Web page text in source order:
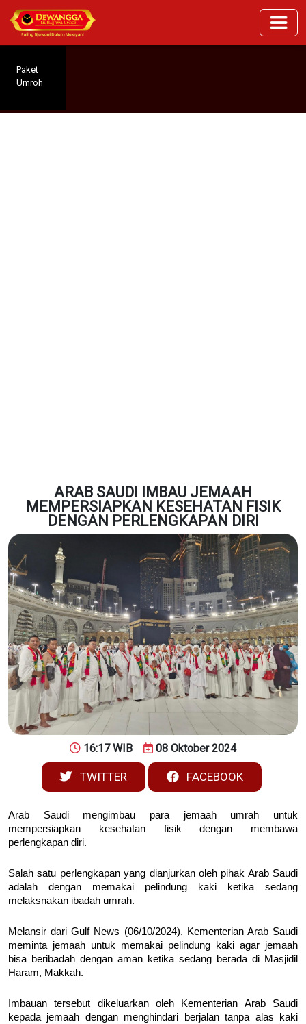
Paket
Umroh
ARAB SAUDI IMBAU JEMAAH
MEMPERSIAPKAN KESEHATAN FISIK
DENGAN PERLENGKAPAN DIRI
16:17 WIB 08 Oktober 2024
TWITTER FACEBOOK
Arab Saudi mengimbau para jemaah umrah untuk
mempersiapkan kesehatan fisik dengan membawa
perlengkapan diri.
Salah satu perlengkapan yang dianjurkan oleh pihak Arab Saudi
adalah dengan memakai pelindung kaki ketika sedang
melaksnakan ibadah umrah.
Melansir dari Gulf News (06/10/2024), Kementerian Arab Saudi
meminta jemaah untuk memakai pelindung kaki agar jemaah
bisa beribadah dengan aman ketika sedang berada di Masjidil
Haram, Makkah.
Imbauan tersebut dikeluarkan oleh Kementerian Arab Saudi
kepada jemaah dengan menghindari berjalan tanpa alas kaki